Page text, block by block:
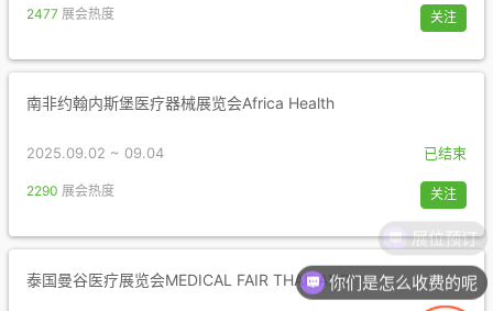
2477 展会热度 关注
南非约翰内斯堡医疗器械展览会Africa Health
2025.09.02 ~ 09.04 已结束
2290 展会热度 关注
泰国曼谷医疗展览会MEDICAL FAIR THAILAND你们是怎么收费的呢